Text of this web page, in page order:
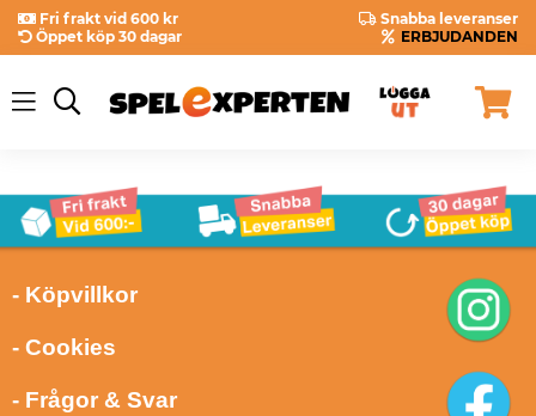
Fri frakt vid 600 kr
Snabba leveranser
Öppet köp 30 dagar
ERBJUDANDEN
- Köpvillkor
- Cookies
- Frågor & Svar